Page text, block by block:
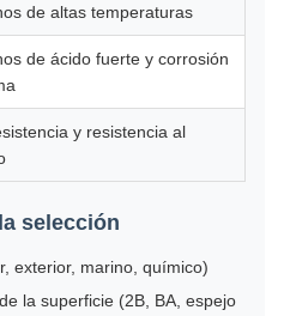
de altas temperaturas
de ácido fuerte y corrosión
y resistencia al
selección
exterior, marino, químico)
la superficie (2B, BA, espejo